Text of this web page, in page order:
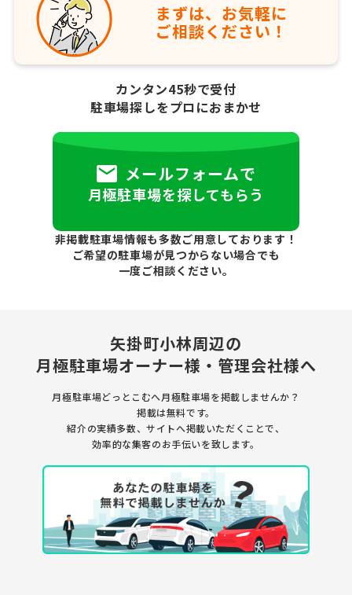
まずは、お気軽に
ご相談ください！
カンタン45秒で受付
駐車場探しをプロにおまかせ
メールフォームで
月極駐車場を探してもらう
非掲載駐車場情報も多数ご用意しております！
ご希望の駐車場が見つからない場合でも
一度ご相談ください。
矢掛町小林周辺の
月極駐車場オーナー様・管理会社様へ
月極駐車場どっとこむへ月極駐車場を掲載しませんか？
掲載は無料です。
紹介の実績多数、サイトへ掲載いただくことで、
効率的な集客のお手伝いを致します。